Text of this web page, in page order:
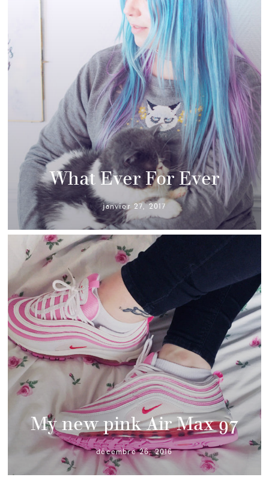
What Ever For Ever
janvier 27, 2017
My new pink Air Max 97
décembre 26, 2016